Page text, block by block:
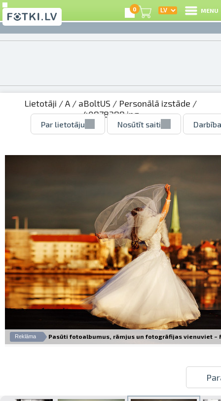
0 MENU
Lietotāji /A / aBoltUS / Personālā izstāde /
40878388.jpg
Par lietotāju Nosūtīt saiti
Reklāma Pasūti fotoalbumus, rāmjus un fotogrāfijas vienuviet –